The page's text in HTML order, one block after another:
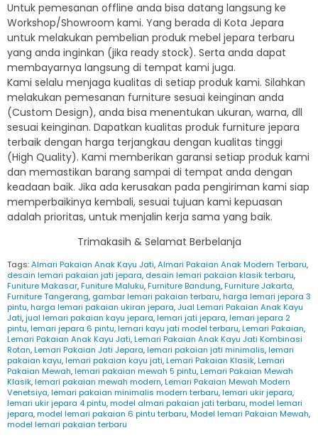
Untuk pemesanan offline anda bisa datang langsung ke
Workshop/Showroom kami. Yang berada di Kota Jepara
untuk melakukan pembelian produk mebel jepara terbaru
yang anda inginkan (jika ready stock). Serta anda dapat
membayarnya langsung di tempat kami juga.
Kami selalu menjaga kualitas di setiap produk kami. Silahkan
melakukan pemesanan furniture sesuai keinginan anda
(Custom Design), anda bisa menentukan ukuran, warna, dll
sesuai keinginan. Dapatkan kualitas produk furniture jepara
terbaik dengan harga terjangkau dengan kualitas tinggi
(High Quality). Kami memberikan garansi setiap produk kami
dan memastikan barang sampai di tempat anda dengan
keadaan baik. Jika ada kerusakan pada pengiriman kami siap
memperbaikinya kembali, sesuai tujuan kami kepuasan
adalah prioritas, untuk menjalin kerja sama yang baik.
Trimakasih & Selamat Berbelanja
Tags:Almari Pakaian Anak Kayu Jati,Almari Pakaian Anak Modern Terbaru,
desain lemari pakaian jati jepara, desain lemari pakaian klasik terbaru,
Funiture Makasar,Funiture Maluku,Furniture Bandung,Furniture Jakarta,
Furniture Tangerang, gambar lemari pakaian terbaru,harga lemari jepara 3
pintu,harga lemari pakaian ukiran jepara,Jual Lemari Pakaian Anak Kayu
Jati,jual lemari pakaian kayu jepara,lemari jati jepara,lemari jepara 2
pintu,lemari jepara 6 pintu,lemari kayu jati model terbaru,Lemari Pakaian,
Lemari Pakaian Anak Kayu Jati,Lemari Pakaian Anak Kayu Jati Kombinasi
Rotan,Lemari Pakaian Jati Jepara,lemari pakaian jati minimalis,lemari
pakaian kayu,lemari pakaian kayu jati,Lemari Pakaian Klasik,Lemari
Pakaian Mewah,lemari pakaian mewah 5 pintu,Lemari Pakaian Mewah
Klasik,lemari pakaian mewah modern,Lemari Pakaian Mewah Modern
Venetsiya,lemari pakaian minimalis modern terbaru,lemari ukir jepara,
lemari ukir jepara 4 pintu,model almari pakaian jati terbaru,model lemari
jepara,model lemari pakaian 6 pintu terbaru,Model lemari Pakaian Mewah,
model lemari pakaian terbaru